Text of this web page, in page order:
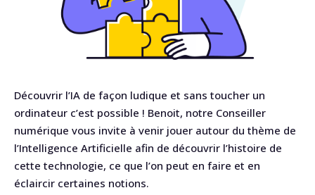
Découvrir l’IA de façon ludique et sans toucher un
ordinateur c’est possible ! Benoit, notre Conseiller
numérique vous invite à venir jouer autour du thème de
l’Intelligence Artificielle afin de découvrir l’histoire de
cette technologie, ce que l’on peut en faire et en
éclaircir certaines notions.